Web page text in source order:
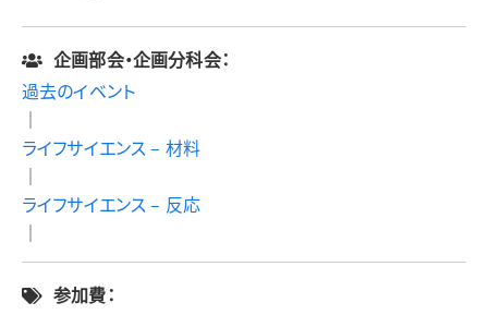
企画部会・企画分科会：
過去のイベント
｜
ライフサイエンス – 材料
｜
ライフサイエンス – 反応
｜
参加費：